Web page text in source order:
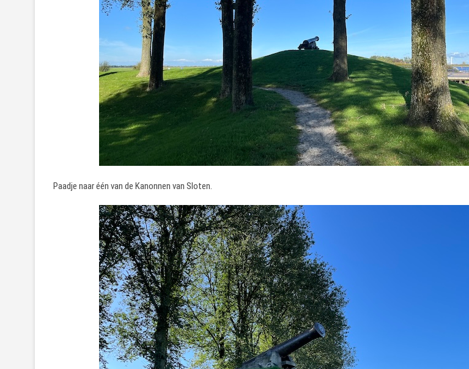
Paadje naar één van de Kanonnen van Sloten.